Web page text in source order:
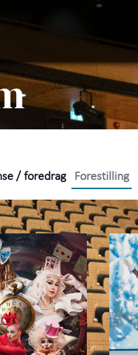
/ foredrag Forestilling